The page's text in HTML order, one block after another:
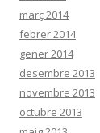
març 2014
febrer 2014
gener 2014
desembre 2013
novembre 2013
octubre 2013